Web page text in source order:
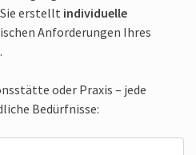
erstellt individuelle
Anforderungen Ihres
oder Praxis – jede
Bedürfnisse: